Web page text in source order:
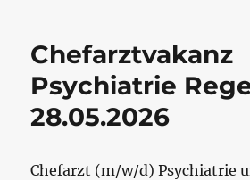
Chefarztvakanz
Psychiatrie
28.05.2026
Chefarzt (m/w/d) Psychiatrie